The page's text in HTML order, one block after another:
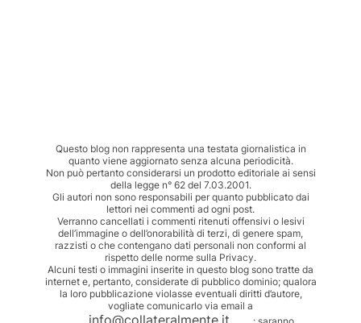
Questo blog non rappresenta una testata giornalistica in
quanto viene aggiornato senza alcuna periodicità.
Non può pertanto considerarsi un prodotto editoriale ai sensi
della legge n° 62 del 7.03.2001.
Gli autori non sono responsabili per quanto pubblicato dai
lettori nei commenti ad ogni post.
Verranno cancellati i commenti ritenuti offensivi o lesivi
dell’immagine o dell’onorabilità di terzi, di genere spam,
razzisti o che contengano dati personali non conformi al
rispetto delle norme sulla Privacy.
Alcuni testi o immagini inserite in questo blog sono tratte da
internet e, pertanto, considerate di pubblico dominio; qualora
la loro pubblicazione violasse eventuali diritti d’autore,
vogliate comunicarlo via email a
info@collateralmente.it